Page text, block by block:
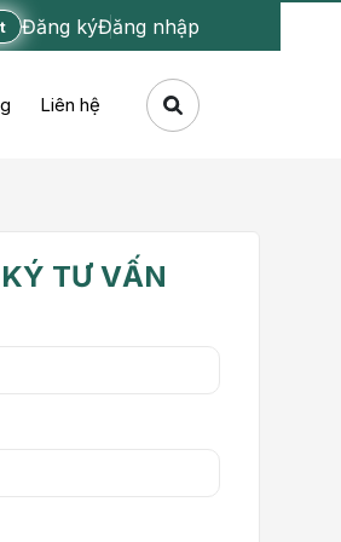
Đăng kýĐăng nhập
Liên hệ
TƯ VẤN